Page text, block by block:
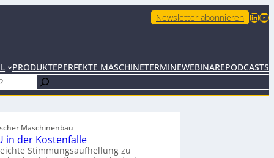
Newsletter abonnieren LinkedIn YouTube
PRODUKTEPERFEKTE MASCHINETERMINEWEBINAREPODCASTS
Maschinenbau
in der Kostenfalle
Stimmungsaufhellung zu